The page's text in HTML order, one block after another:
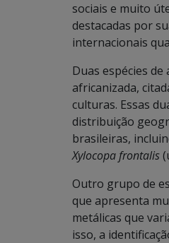
sociais e muito
destacadas por
internacionais
Duas espécies
africanizada,
culturas. Essas
distribuição
brasileiras,
Xylocopa frontalis
Outro grupo de
que apresenta
metálicas que
isso, a